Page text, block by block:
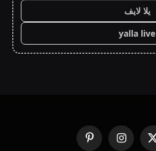
يلا لايف
yalla live
X
الانستغرامبينتيريست